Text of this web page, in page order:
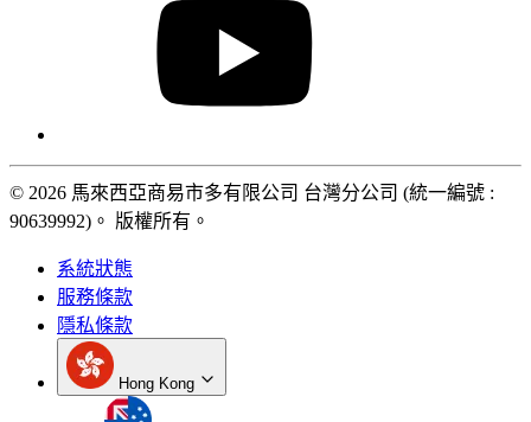
© 2026 馬來西亞商易市多有限公司 台灣分公司 (統一編號 :
90639992)。 版權所有。
系統狀態
服務條款
隱私條款
Hong Kong